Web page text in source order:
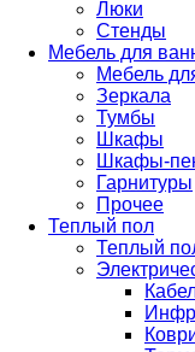
Люки
Стенды
Мебель для
Мебель
Зеркала
Тумбы
Шкафы
Шкафы-
Гарнитуры
Прочее
Теплый пол
Теплый